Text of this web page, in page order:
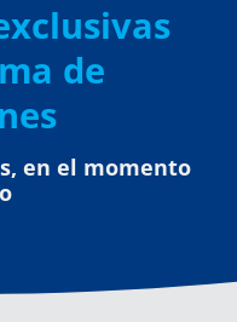
de
en el momento